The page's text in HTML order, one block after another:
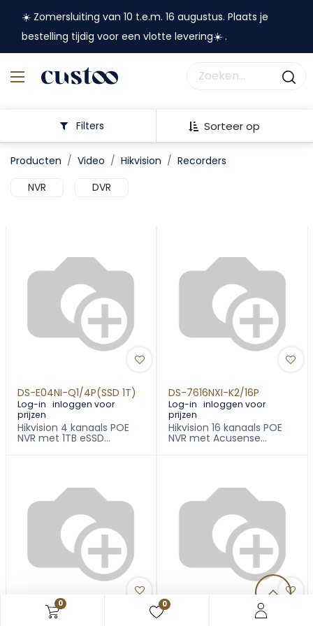
0 0
☀️ Zomersluiting van 10 t.e.m. 16 augustus. Plaats je
bestelling tijdig voor een vlotte levering☀️ .
Sorteer op
Filters
Producten Video Hikvision
Recorders
NVR
DVR
DS-E04NI-Q1/4P(SSD 1T)
Log-in inloggen voor
prijzen
Hikvision 4 kanaals POE
NVR met 1TB eSSD
DS-7616NXI-K2/16P
Log-in inloggen voor
prijzen
Hikvision 16 kanaals POE
NVR met Acusense
DS-7608NXI-K2/8P DS-E08NI-Q1/8P (SSD 2T)